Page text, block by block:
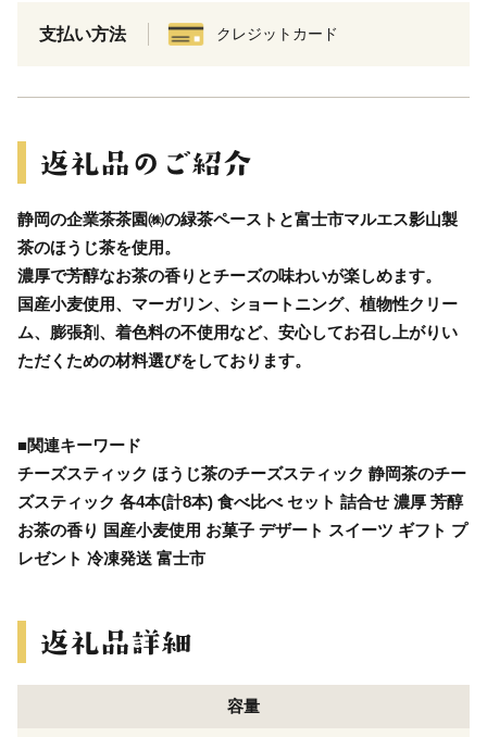
支払い方法 クレジットカード
静岡の企業茶茶園㈱の緑茶ペーストと富士市マルエス影山製
茶のほうじ茶を使用。
濃厚で芳醇なお茶の香りとチーズの味わいが楽しめます。
国産小麦使用、マーガリン、ショートニング、植物性クリー
ム、膨張剤、着色料の不使用など、安心してお召し上がりい
ただくための材料選びをしております。
■関連キーワード
チーズスティック ほうじ茶のチーズスティック 静岡茶のチー
ズスティック 各4本(計8本) 食べ比べ セット 詰合せ 濃厚 芳醇
お茶の香り 国産小麦使用 お菓子 デザート スイーツ ギフト プ
レゼント 冷凍発送 富士市
容量